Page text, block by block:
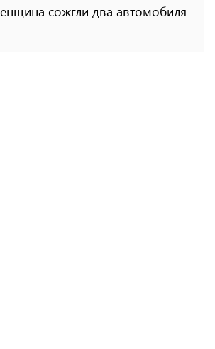
сожгли два автомобиля